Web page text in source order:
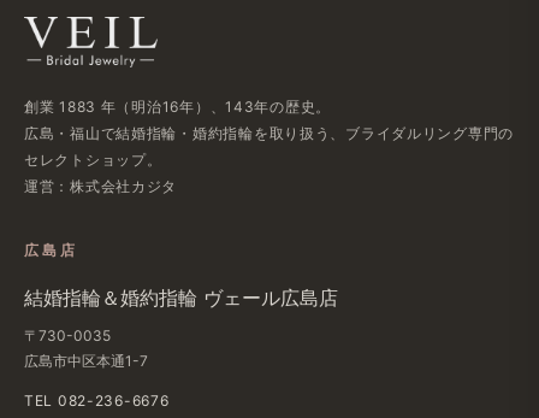
創業 1883 年​（明治16年）、​143年の​歴史。
広島・福山で​結婚指輪・婚約指輪を​取り扱う、​ブライダルリング専門の​
セレクトショップ。
運営：株式会社カジタ
広島店
結婚​指輪＆婚約指輪 ヴェール​広島店
〒730-0035
広島市中区本通1-7
TEL 082-236-6676